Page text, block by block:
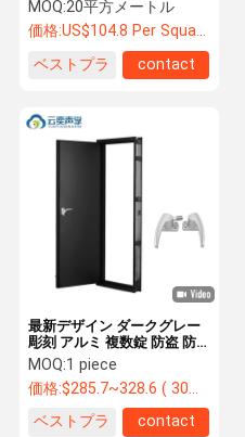
騒音隔離ドア
耐火ドア
移動可能な隔壁
操作可能な壁隔壁
掛かる部屋ディバイダー
防音電話ブース
オフィスミーティングポッド
MOQ:20平方メートル
価格:US$104.8 Per Square Meter
ベストプラ
contact
最新デザイン ダークグレー
彫刻 アルミ 複数錠 防盗 防
犯 装甲 ドア 玄関 ドア マン
ション ビラ
MOQ:1 piece
価格:$285.7~328.6 ( 30~35dB) , $400~500(42+3(
ベストプラ
contact